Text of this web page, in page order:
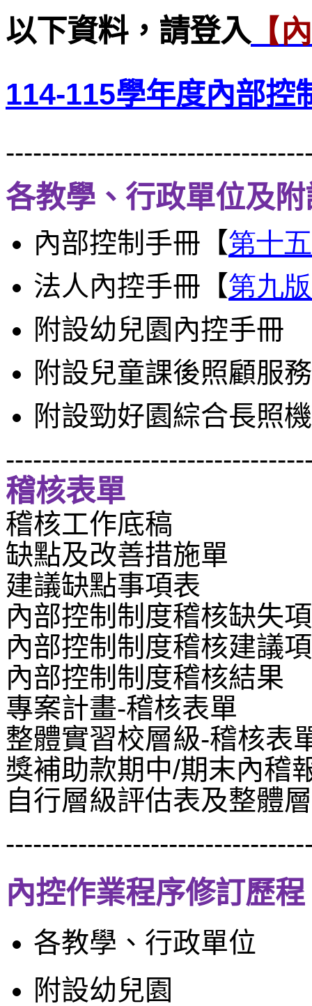
以下資料，請登入 【
114-115學年度內部控
各教學、行政單位及
內部控制手冊【第十
法人內控手冊 【第九版
附設幼兒園 內控手冊
附設兒童課後照顧服
附設勁好園綜合長照
稽核表單
稽核工作底稿
缺點及改善措施單
建議缺點事項表
內部控制制度稽核缺失
內部控制制度稽核建議
內部控制制度稽核結果
專案計畫-稽核表單
整體實習校層級-稽核表
獎補助款期中/期末內稽
自行層級評估表及整體
內控作業程序修訂歷程
各教學、行政單位
附設幼兒園